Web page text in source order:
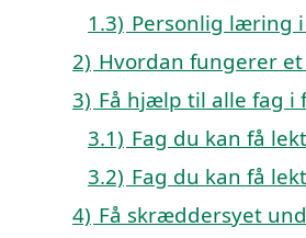
1.3) Personlig læring
2) Hvordan fungerer
3) Få hjælp til alle fag i
3.1) Fag du kan få
3.2) Fag du kan få
4) Få skræddersyet